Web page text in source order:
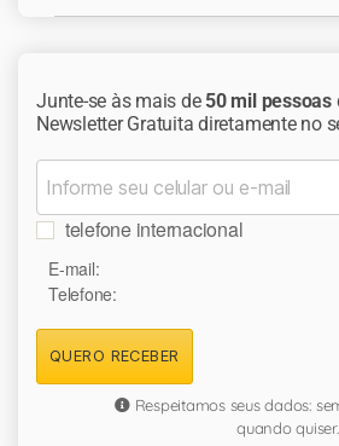
Junte-se às mais de 50 mil pessoas
Newsletter Gratuita diretamente no
telefone internacional
E-mail:
Telefone:
QUERO RECEBER
Respeitamos seus dados:
quando quiser.